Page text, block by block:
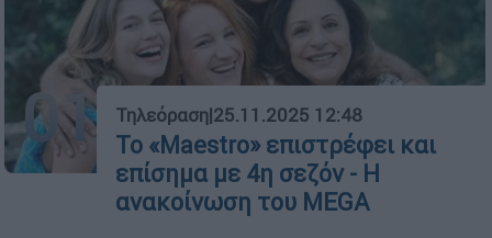
01 Τηλεόραση|25.11.2025 12:48
Το «Maestro» επιστρέφει και
επίσημα με 4η σεζόν - Η
ανακοίνωση του MEGA